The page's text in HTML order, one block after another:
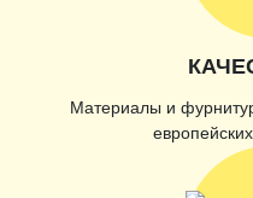
Материалы и